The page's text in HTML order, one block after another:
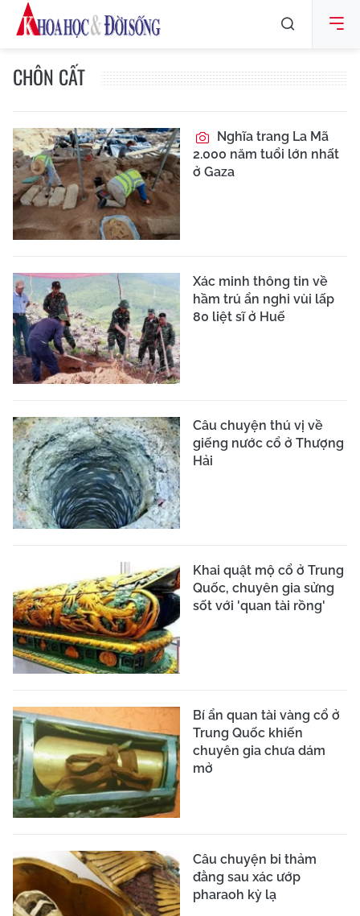
CHÔN CẤT
Nghĩa trang La Mã
2.000 năm tuổi lớn nhất
ở Gaza
Xác minh thông tin về
hầm trú ẩn nghi vùi lấp
80 liệt sĩ ở Huế
Câu chuyện thú vị về
giếng nước cổ ở Thượng
Hải
Khai quật mộ cổ ở Trung
Quốc, chuyên gia sửng
sốt với 'quan tài rồng'
Bí ẩn quan tài vàng cổ ở
Trung Quốc khiến
chuyên gia chưa dám
mở
Câu chuyện bi thảm
đằng sau xác ướp
pharaoh kỳ lạ